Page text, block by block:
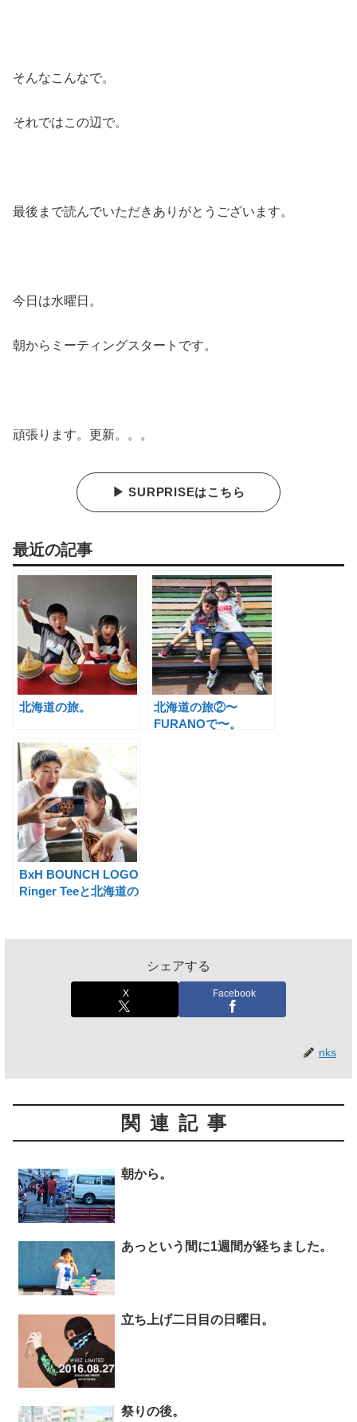
そんなこんなで。
それではこの辺で。
最後まで読んでいただきありがとうございます。
今日は水曜日。
朝からミーティングスタートです。
頑張ります。更新。。。
▶ SURPRISEはこちら
最近の記事
北海道の旅。
北海道の旅②〜
FURANOで〜。
BxH BOUNCH LOGO
Ringer Teeと北海道の
シェアする
X Facebook
nks
関連記事
朝から。
あっという間に1週間が経ちました。
立ち上げ二日目の日曜日。
祭りの後。